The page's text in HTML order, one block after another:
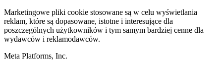
Marketingowe pliki cookie stosowane są w celu wyświetlania
reklam, które są dopasowane, istotne i interesujące dla
poszczególnych użytkowników i tym samym bardziej cenne dla
wydawców i reklamodawców.
Meta Platforms, Inc.